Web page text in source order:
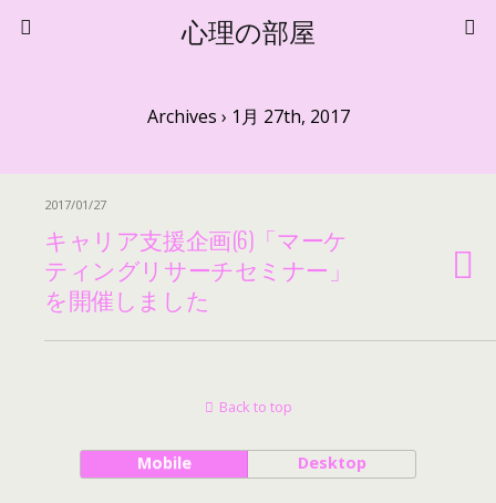
心理の部屋
Archives › 1月 27th, 2017
2017/01/27
キャリア支援企画(6)「マーケ
ティングリサーチセミナー」
を開催しました
Back to top
Mobile Desktop